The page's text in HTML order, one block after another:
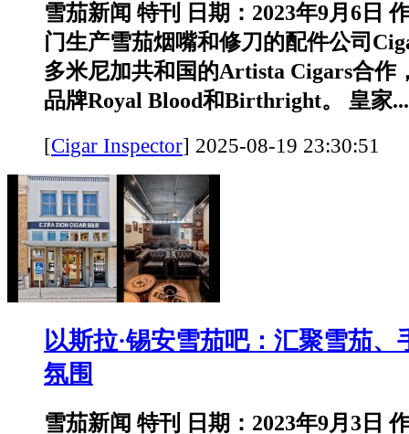
雪茄新闻 特刊 日期：2023年9月6日
门生产雪茄烟嘴和修刀的配件公司
多米尼加共和国的Artista Cigars合作
品牌Royal Blood和Birthright。 皇家...
[Cigar Inspector] 2025-08-19
以斯拉·锡安雪茄吧：汇聚雪茄、
氛围
雪茄新闻 特刊 日期：2023年9月3日